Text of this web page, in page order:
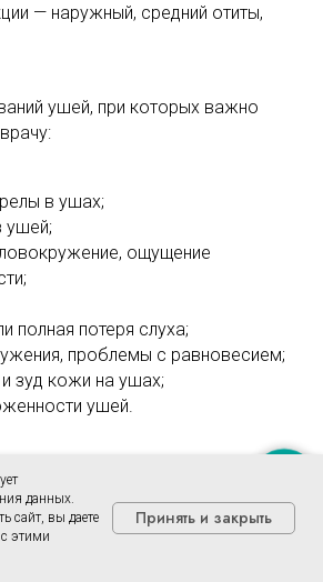
— наружный, средний отиты,
ушей, при которых важно
в ушах;
ушей;
ощущение
полная потеря слуха;
проблемы с равновесием;
зуд кожи на ушах;
ушей.
Горло
данных.
сайт, вы даете
с этими
Принять и закрыть